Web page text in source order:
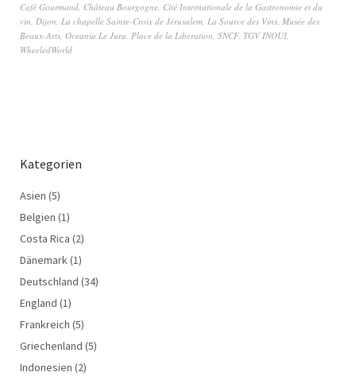
Café Gourmand, Château Bourgogne, Cité Internationale de la Gastronomie et du
vin, Dijon, La chapelle Sainte-Croix de Jérusalem, La Source des Vins, Musée des
Beaux-Arts, Oceania Le Jura, Place de la Liberation, SNCF, TGV INOUI,
WheeledWorld
Kategorien
Asien (5)
Belgien (1)
Costa Rica (2)
Dänemark(1)
Deutschland (34)
England (1)
Frankreich (5)
Griechenland (5)
Indonesien (2)